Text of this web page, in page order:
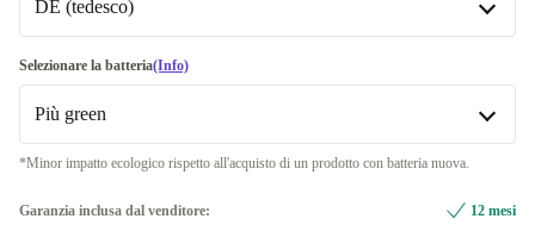
1000 GB +50,00 €
DE (tedesco)
DE (tedesco)
Disponibile in altre combinazioni
ND (nordico)
IT (italiano) +108,99 €
Selezionare la batteria(Info)
Più green
Più green
Disponibile in altre combinazioni
*Minor impatto ecologico rispetto all'acquisto di un prodotto con batteria nuova.
Garanzia inclusa dal venditore: 12 mesi